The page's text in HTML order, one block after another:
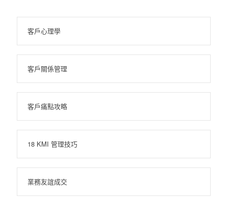
客戶心理學
客戶關係管理
客戶痛點攻略
18 KMI 管理技巧
業務友誼成交